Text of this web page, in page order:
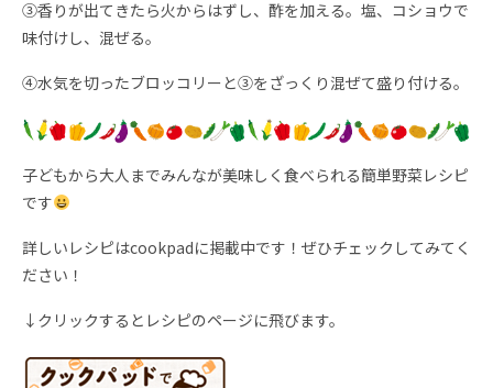
③香りが出てきたら火からはずし、酢を加える。塩、コショウで
味付けし、混ぜる。
④水気を切ったブロッコリーと③をざっくり混ぜて盛り付ける。
子どもから大人までみんなが美味しく食べられる簡単野菜レシピ
です
詳しいレシピはcookpadに掲載中です！ぜひチェックしてみてく
ださい！
↓クリックするとレシピのページに飛びます。